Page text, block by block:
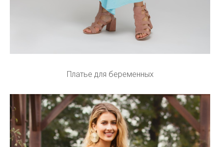
Платье для беременных